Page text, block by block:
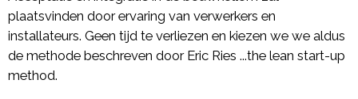
plaatsvinden door ervaring van verwerkers en
installateurs. Geen tijd te verliezen en kiezen we we aldus
de methode beschreven door Eric Ries ...the lean start-up
method.